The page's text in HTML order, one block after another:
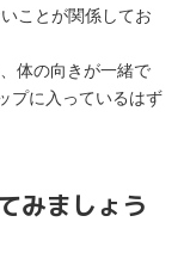
ことが関係してお
体の向きが一緒で
プに入っているはず
みましょう